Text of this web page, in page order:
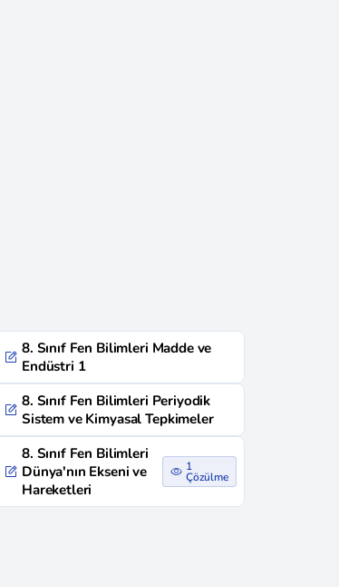
8. Sınıf Fen Bilimleri Madde ve
Endüstri 1
8. Sınıf Fen Bilimleri Periyodik
Sistem ve Kimyasal Tepkimeler
8. Sınıf Fen Bilimleri
Dünya'nın Ekseni ve
Hareketleri
1
Çözülme